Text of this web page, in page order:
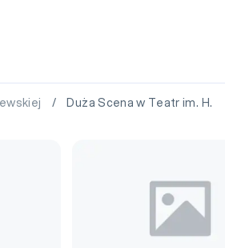
/ Duża Scena w Teatr im. H.